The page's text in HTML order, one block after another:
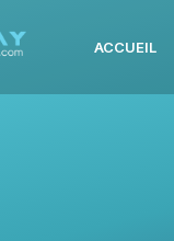
ACCUEIL